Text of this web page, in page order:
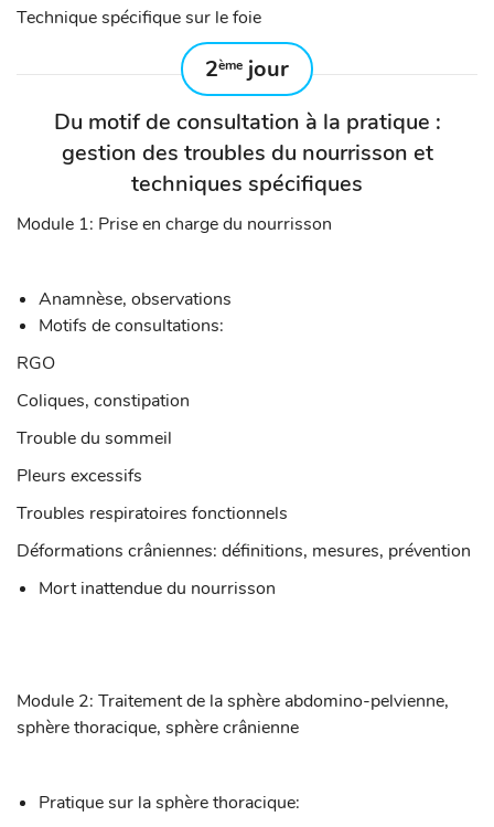
Technique spécifique sur le foie
2ème jour
Du motif de consultation à la pratique :
gestion des troubles du nourrisson et
techniques spécifiques
Module 1: Prise en charge du nourrisson
Anamnèse, observations
Motifs de consultations:
RGO
Coliques, constipation
Trouble du sommeil
Pleurs excessifs
Troubles respiratoires fonctionnels
Déformations crâniennes: définitions, mesures, prévention
Mort inattendue du nourrisson
Module 2: Traitement de la sphère abdomino-pelvienne,
sphère thoracique, sphère crânienne
Pratique sur la sphère thoracique: